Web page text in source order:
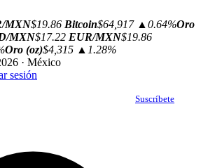
MXN$19.86 Bitcoin$64,917 ▲0.64%Oro
MXN$17.22 EUR/MXN$19.86
Oro (oz)$4,315 ▲1.28%
· México
sesión
Suscríbete